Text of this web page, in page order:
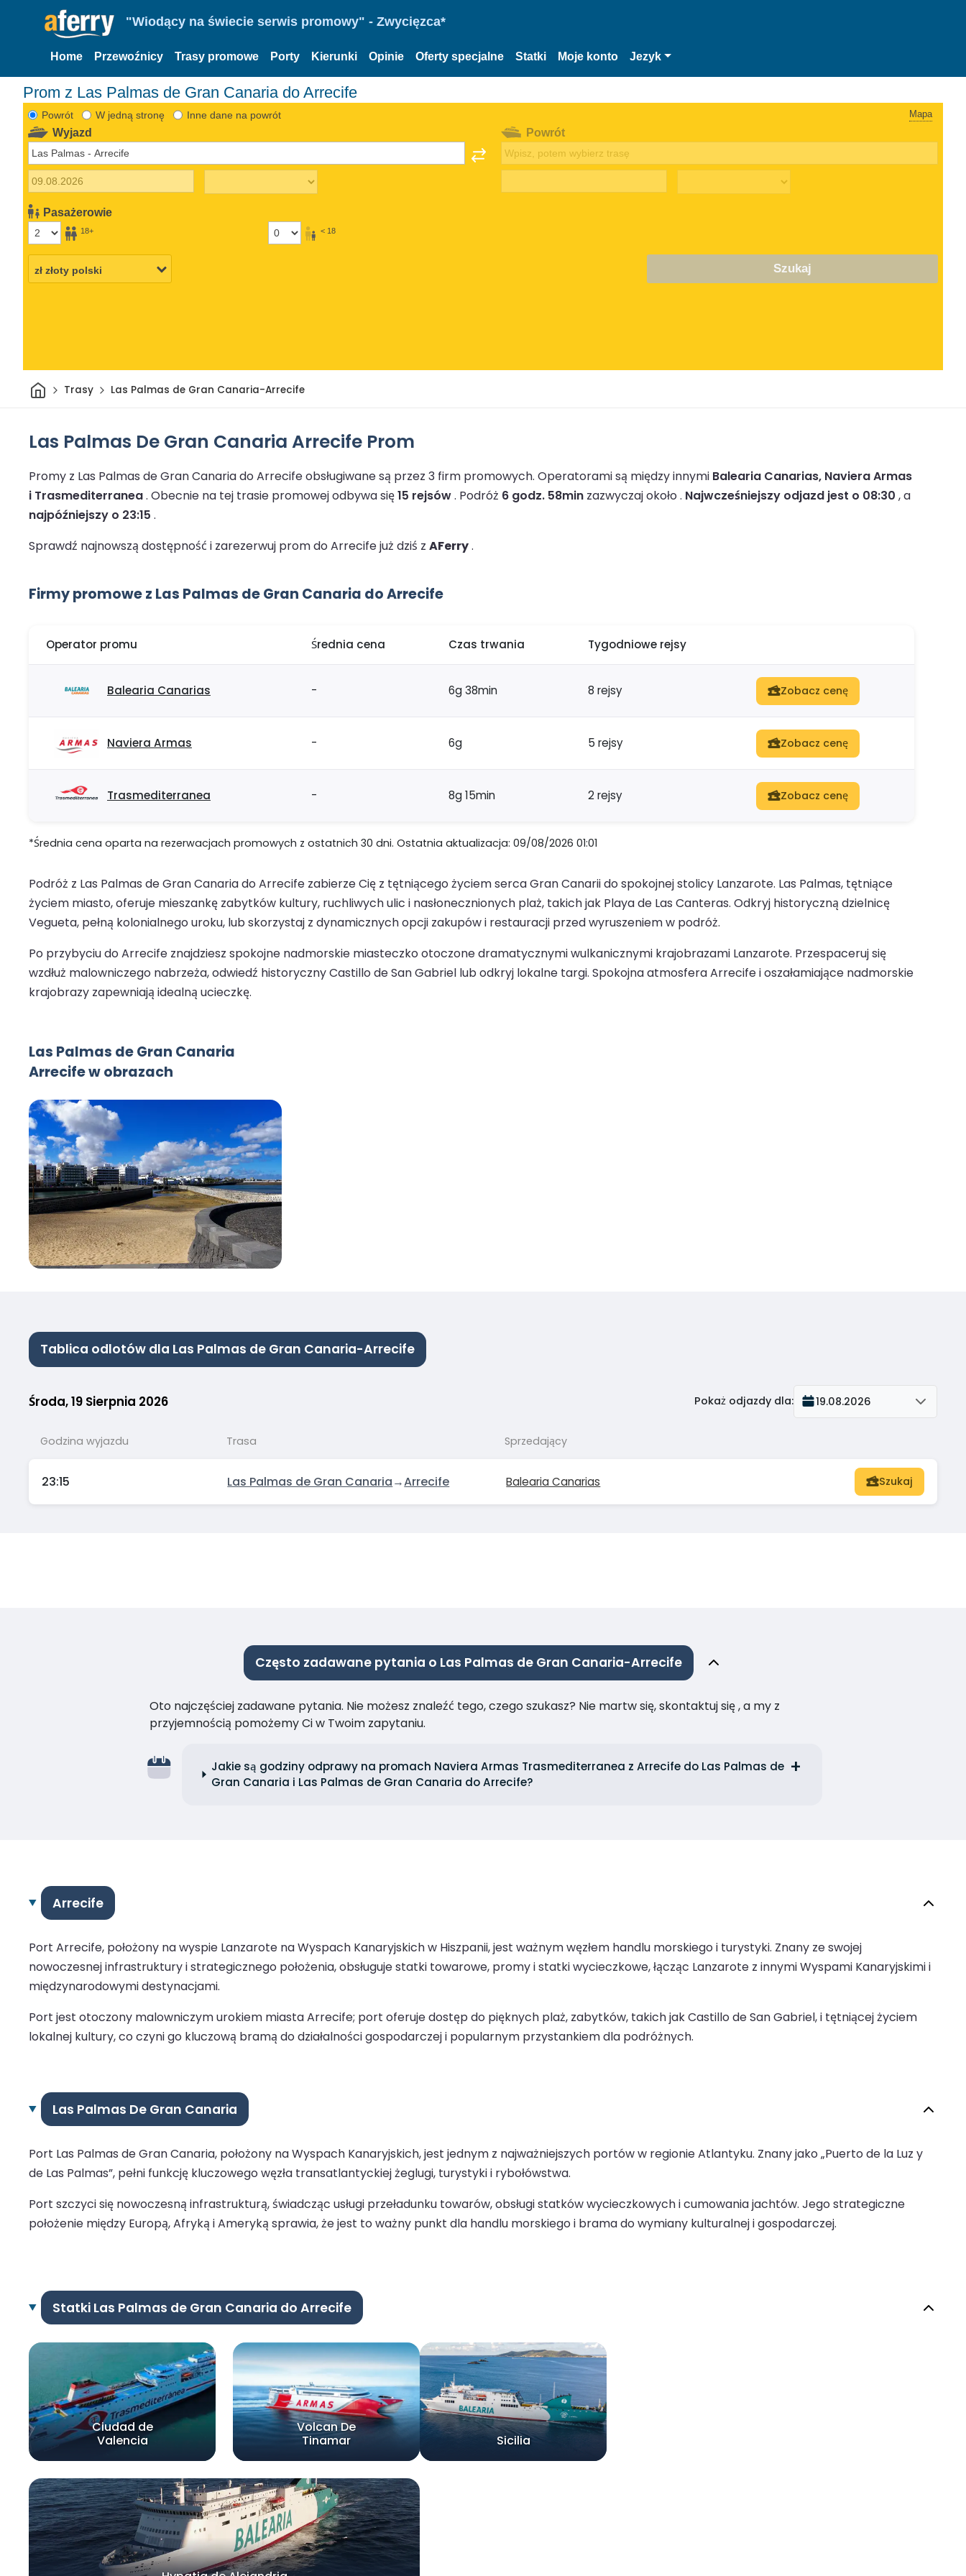
"Wiodący na świecie serwis promowy" - Zwycięzca*
Home Przewoźnicy Trasy promowe Porty Kierunki Opinie Oferty specjalne Statki Moje konto Jezyk
Prom z Las Palmas de Gran Canaria do Arrecife
Powrót W jedną stronę Inne dane na powrót Mapa
Wyjazd
Pasażerowie
18+ < 18
Powrót
Szukaj
DomTrasy Las Palmas de Gran Canaria-Arrecife
Las Palmas De Gran Canaria Arrecife Prom
Promy z Las Palmas de Gran Canaria do Arrecife obsługiwane są przez 3 firm promowych. Operatorami są między innymi Balearia Canarias, Naviera Armas
i Trasmediterranea. Obecnie na tej trasie promowej odbywa się15 rejsów. Podróż 6 godz. 58min zazwyczaj około . Najwcześniejszy odjazd jest o 08:30 , a
najpóźniejszy o 23:15 .
Sprawdź najnowszą dostępność i zarezerwuj prom do Arrecife już dziś z AFerry.
Firmy promowe z Las Palmas de Gran Canaria do Arrecife
Operator promu Średnia cena Czas trwania Tygodniowe rejsy
Balearia Canarias - 6g 38min 8 rejsy Zobacz cenę
Naviera Armas - 6g 5 rejsy Zobacz cenę
Trasmediterranea - 8g 15min 2 rejsy Zobacz cenę
*Średnia cena oparta na rezerwacjach promowych z ostatnich 30 dni. Ostatnia aktualizacja: 09/08/2026 01:01
Podróż z Las Palmas de Gran Canaria do Arrecife zabierze Cię z tętniącego życiem serca Gran Canarii do spokojnej stolicy Lanzarote. Las Palmas, tętniące
życiem miasto, oferuje mieszankę zabytków kultury, ruchliwych ulic i nasłonecznionych plaż, takich jak Playa de Las Canteras. Odkryj historyczną dzielnicę
Vegueta, pełną kolonialnego uroku, lub skorzystaj z dynamicznych opcji zakupów i restauracji przed wyruszeniem w podróż.
Po przybyciu do Arrecife znajdziesz spokojne nadmorskie miasteczko otoczone dramatycznymi wulkanicznymi krajobrazami Lanzarote. Przespaceruj się
wzdłuż malowniczego nabrzeża, odwiedź historyczny Castillo de San Gabriel lub odkryj lokalne targi. Spokojna atmosfera Arrecife i oszałamiające nadmorskie
krajobrazy zapewniają idealną ucieczkę.
Las Palmas de Gran Canaria
Arrecife w obrazach
Tablica odlotów dla Las Palmas de Gran Canaria-Arrecife
Środa, 19 Sierpnia 2026 Pokaż odjazdy dla: 19.08.2026
Godzina wyjazdu Trasa Sprzedający
23:15 Las Palmas de Gran Canaria→Arrecife Balearia Canarias Szukaj
Często zadawane pytania o Las Palmas de Gran Canaria-Arrecife
Oto najczęściej zadawane pytania. Nie możesz znaleźć tego, czego szukasz? Nie martw się, skontaktuj się , a my z
przyjemnością pomożemy Ci w Twoim zapytaniu.
Jakie są godziny odprawy na promach Naviera Armas Trasmediterranea z Arrecife do Las Palmas de
Gran Canaria i Las Palmas de Gran Canaria do Arrecife?
Arrecife
Port Arrecife, położony na wyspie Lanzarote na Wyspach Kanaryjskich w Hiszpanii, jest ważnym węzłem handlu morskiego i turystyki. Znany ze swojej
nowoczesnej infrastruktury i strategicznego położenia, obsługuje statki towarowe, promy i statki wycieczkowe, łącząc Lanzarote z innymi Wyspami Kanaryjskimi i
międzynarodowymi destynacjami.
Port jest otoczony malowniczym urokiem miasta Arrecife; port oferuje dostęp do pięknych plaż, zabytków, takich jak Castillo de San Gabriel, i tętniącej życiem
lokalnej kultury, co czyni go kluczową bramą do działalności gospodarczej i popularnym przystankiem dla podróżnych.
Las Palmas De Gran Canaria
Port Las Palmas de Gran Canaria, położony na Wyspach Kanaryjskich, jest jednym z najważniejszych portów w regionie Atlantyku. Znany jako „Puerto de la Luz y
de Las Palmas”, pełni funkcję kluczowego węzła transatlantyckiej żeglugi, turystyki i rybołówstwa.
Port szczyci się nowoczesną infrastrukturą, świadcząc usługi przeładunku towarów, obsługi statków wycieczkowych i cumowania jachtów. Jego strategiczne
położenie między Europą, Afryką i Ameryką sprawia, że jest to ważny punkt dla handlu morskiego i brama do wymiany kulturalnej i gospodarczej.
Statki Las Palmas de Gran Canaria do Arrecife
Ciudad de
Valencia
Volcan De
Tinamar
Sicilia